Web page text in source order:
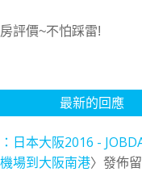
評價~不怕踩雷!
最新的回應
日本大阪2016 -
場到大阪南港〉發佈